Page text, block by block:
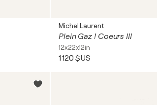
Michel Laurent
Plein Gaz ! Coeurs III
12x22x12in
1 120 $US